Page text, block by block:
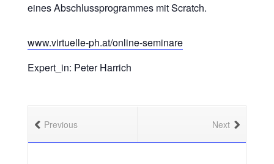
eines Abschlussprogrammes mit Scratch.
www.virtuelle-ph.at/online-seminare
Expert_in: Peter Harrich
Next
Previous